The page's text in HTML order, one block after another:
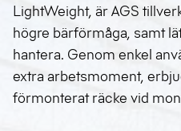
LightWeight, är AGS
högre bärförmåga, samt
hantera. Genom enkel
extra arbetsmoment,
förmonterat räcke vid